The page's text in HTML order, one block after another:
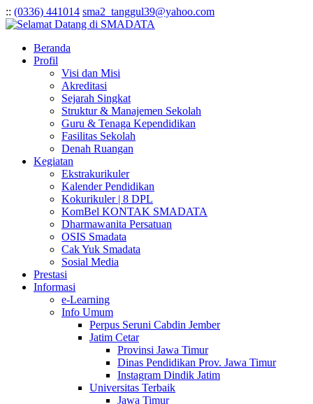
:: (0336) 441014 sma2_tanggul39@yahoo.com
Beranda
Profil
Visi dan Misi
Akreditasi
Sejarah Singkat
Struktur & Manajemen Sekolah
Guru & Tenaga Kependidikan
Fasilitas Sekolah
Denah Ruangan
Kegiatan
Ekstrakurikuler
Kalender Pendidikan
Kokurikuler | 8 DPL
KomBel KONTAK SMADATA
Dharmawanita Persatuan
OSIS Smadata
Cak Yuk Smadata
Sosial Media
Prestasi
Informasi
e-Learning
Info Umum
Perpus Seruni Cabdin Jember
Jatim Cetar
Provinsi Jawa Timur
Dinas Pendidikan Prov. Jawa Timur
Instagram Dindik Jatim
Universitas Terbaik
Jawa Timur